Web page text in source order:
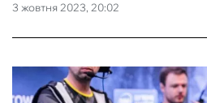
3 жовтня 2023, 20:02